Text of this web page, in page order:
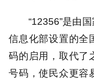
“12356”是由
信息化部设置的全
码的启用，取代了
号码，使民众更容